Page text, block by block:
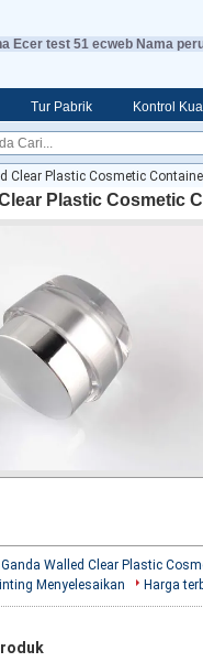
Ecer test 51 ecweb Nama
Tur Pabrik Kontrol
Clear Plastic Cosmetic
Plastic Cosmetic
Ganda Walled Clear Plastic
Menyelesaikan
Harga